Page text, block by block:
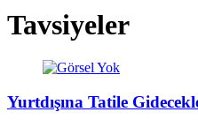
Tavsiyeler
Yurtdışına Tatile